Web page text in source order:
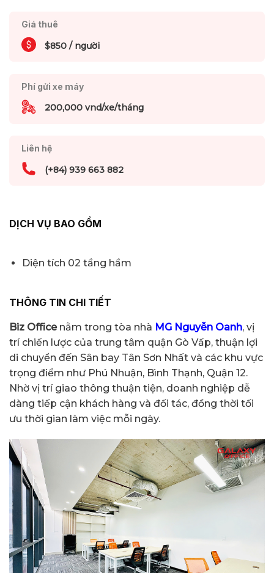
Giá thuê
$850 / người
Phí gửi xe máy
200,000 vnd/xe/tháng
Liên hệ
(+84) 939 663 882
DỊCH VỤ BAO GỒM
Diện tích 02 tầng hầm
THÔNG TIN CHI TIẾT
Biz Officenằm trong tòa nhà MG Nguyễn Oanh, vị
trí chiến lược của trung tâm quận Gò Vấp, thuận lợi
di chuyển đến Sân bay Tân Sơn Nhất và các khu vực
trọng điểm như Phú Nhuận, Bình Thạnh, Quận 12.
Nhờ vị trí giao thông thuận tiện, doanh nghiệp dễ
dàng tiếp cận khách hàng và đối tác, đồng thời tối
ưu thời gian làm việc mỗi ngày.